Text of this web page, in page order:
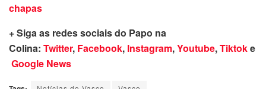
chapas
+ Siga as redes sociais do Papo na
Colina: Twitter, Facebook, Instagram,Youtube,Tiktoke
Google News